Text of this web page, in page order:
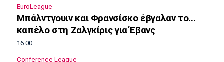
EuroLeague
Μπάλντγουιν και Φρανσίσκο έβγαλαν το...
καπέλο στη Ζαλγκίρις για Έβανς
16:00
Conference League